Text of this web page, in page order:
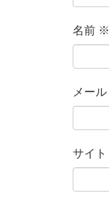
名前 ※
メール
サイト